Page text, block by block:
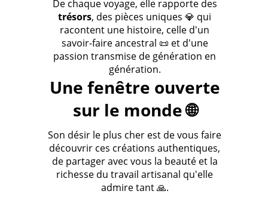
De chaque voyage, elle rapporte des
trésors, des pièces uniques 💎 qui
racontent une histoire, celle d'un
savoir-faire ancestral 📜 et d'une
passion transmise de génération en
génération.
Une fenêtre ouverte
sur le monde 🌐
Son désir le plus cher est de vous faire
découvrir ces créations authentiques,
de partager avec vous la beauté et la
richesse du travail artisanal qu'elle
admire tant 🙏.